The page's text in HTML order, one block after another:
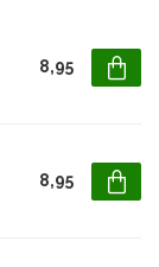
8,95
8,95